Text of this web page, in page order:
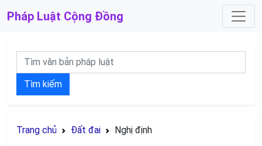
Pháp Luật Cộng Đồng
Tìm kiếm
Trang chủ Đất đai Nghị định